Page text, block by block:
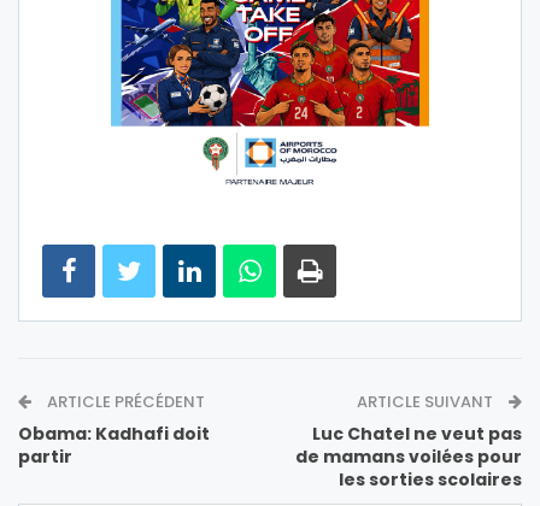
ARTICLE PRÉCÉDENT
Obama: Kadhafi doit
partir
ARTICLE SUIVANT
Luc Chatel ne veut pas
de mamans voilées pour
les sorties scolaires